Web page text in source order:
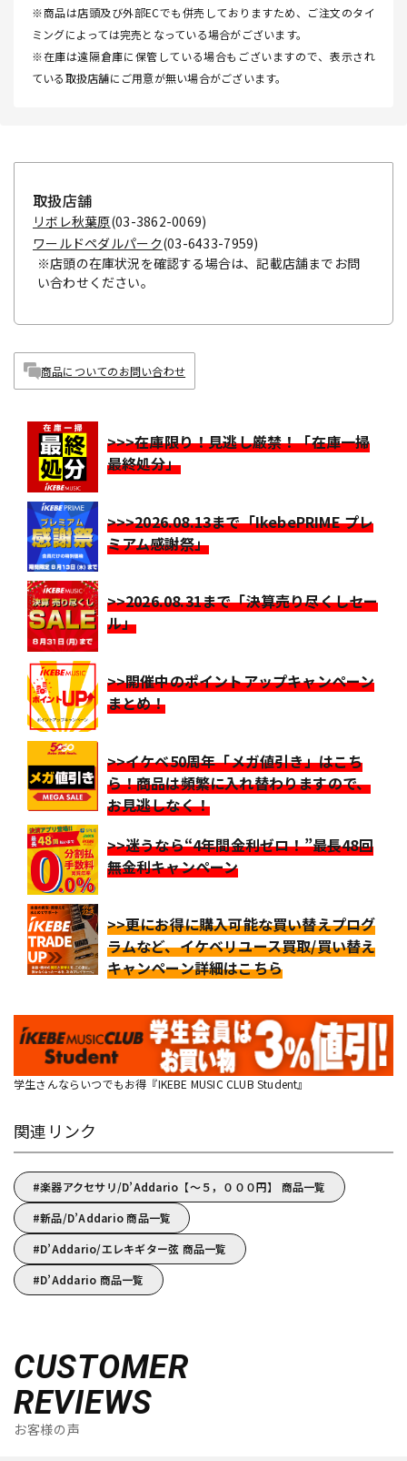
※商品は店頭及び外部ECでも併売しておりますため、ご注文のタイ
ミングによっては完売となっている場合がございます。
※在庫は遠隔倉庫に保管している場合もございますので、表示され
ている取扱店舗にご用意が無い場合がございます。
取扱店舗
リボレ秋葉原(03-3862-0069)
ワールドペダルパーク(03-6433-7959)
※店頭の在庫状況を確認する場合は、記載店舗までお問
い合わせください。
商品についてのお問い合わせ
>>>在庫限り！見逃し厳禁！「在庫一掃
最終処分」
>>>2026.08.13まで「IkebePRIME プレ
ミアム感謝祭」
>>2026.08.31まで「決算売り尽くしセー
ル」
>>開催中のポイントアップキャンペーン
まとめ！
>>イケベ50周年「メガ値引き」はこち
ら！商品は頻繁に入れ替わりますので、
お見逃しなく！
>>迷うなら“4年間金利ゼロ！”最長48回
無金利キャンペーン
>>更にお得に購入可能な買い替えプログ
ラムなど、イケベリユース買取/買い替え
キャンペーン詳細はこちら
学生さんならいつでもお得『IKEBE MUSIC CLUB Student』
関連リンク
楽器アクセサリ/D’Addario【～５，０００円】 商品一覧
新品/D’Addario 商品一覧
D’Addario/エレキギター弦 商品一覧
D’Addario 商品一覧
CUSTOMER
REVIEWS
お客様の声